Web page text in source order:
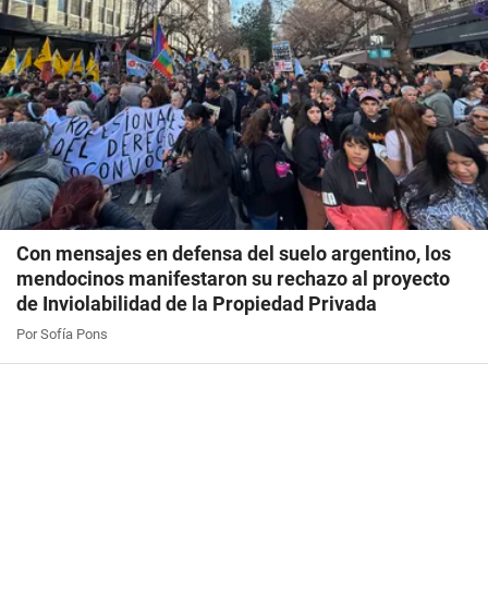
Con mensajes en defensa del suelo argentino, los
mendocinos manifestaron su rechazo al proyecto
de Inviolabilidad de la Propiedad Privada
Por Sofía Pons